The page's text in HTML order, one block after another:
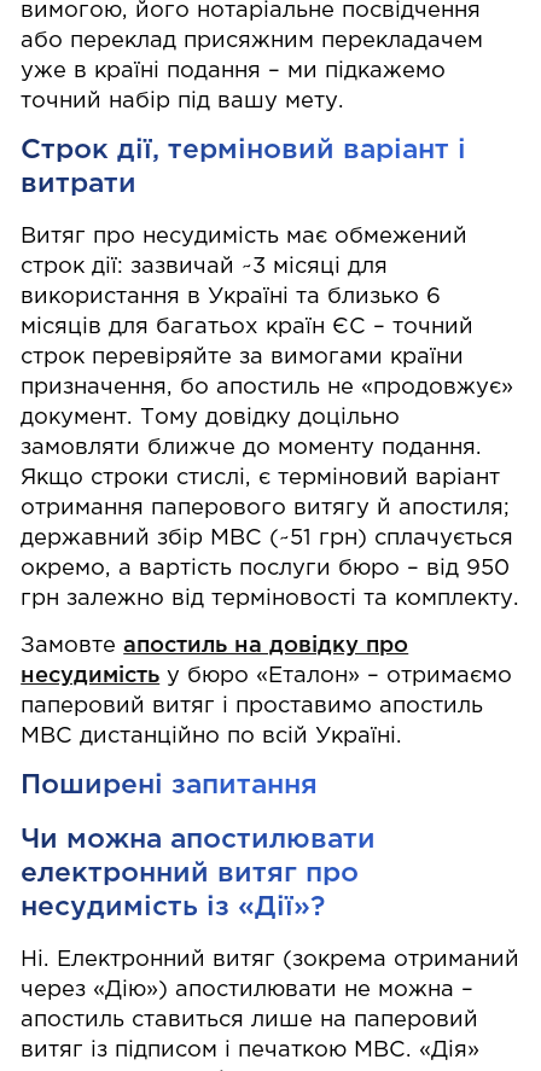
вимогою, його нотаріальне посвідчення
або переклад присяжним перекладачем
уже в країні подання – ми підкажемо
точний набір під вашу мету.
Строк дії, терміновий варіант і
витрати
Витяг про несудимість має обмежений
строк дії: зазвичай ~3 місяці для
використання в Україні та близько 6
місяців для багатьох країн ЄС – точний
строк перевіряйте за вимогами країни
призначення, бо апостиль не «продовжує»
документ. Тому довідку доцільно
замовляти ближче до моменту подання.
Якщо строки стислі, є терміновий варіант
отримання паперового витягу й апостиля;
державний збір МВС (~51 грн) сплачується
окремо, а вартість послуги бюро – від 950
грн залежно від терміновості та комплекту.
Замовтеапостиль на довідку про
несудимість у бюро «Еталон» – отримаємо
паперовий витяг і проставимо апостиль
МВС дистанційно по всій Україні.
Поширені запитання
Чи можна апостилювати
електронний витяг про
несудимість із «Дії»?
Ні. Електронний витяг (зокрема отриманий
через «Дію») апостилювати не можна –
апостиль ставиться лише на паперовий
витяг із підписом і печаткою МВС. «Дія»